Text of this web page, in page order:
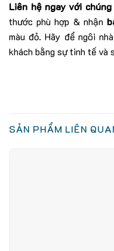
Liên hệ ngay với
thước phù hợp & nhận
màu đỏ. Hãy để ngôi
khách bằng sự tinh tế và
SẢN PHẨM LIÊN